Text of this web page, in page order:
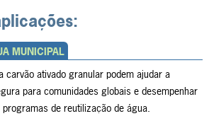
MUNICIPAL
carvão ativado granular podem ajudar a
para comunidades globais e desempenhar
de reutilização de água.